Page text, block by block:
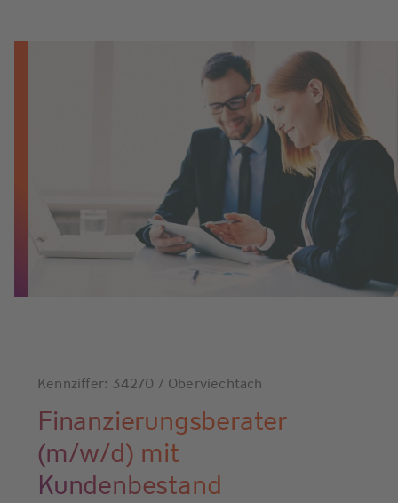
Kennziffer: 34270 / Oberviechtach
Finanzierungsberater
(m/w/d) mit
Kundenbestand